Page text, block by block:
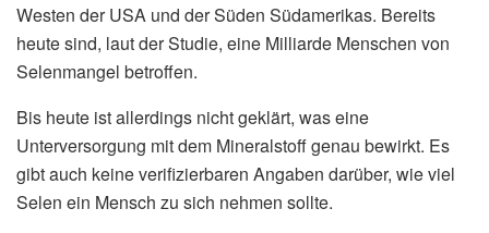
Westen der USA und der Süden Südamerikas. Bereits
heute sind, laut der Studie, eine Milliarde Menschen von
Selenmangel betroffen.
Bis heute ist allerdings nicht geklärt, was eine
Unterversorgung mit dem Mineralstoff genau bewirkt. Es
gibt auch keine verifizierbaren Angaben darüber, wie viel
Selen ein Mensch zu sich nehmen sollte.